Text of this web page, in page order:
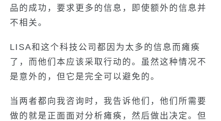
品的成功，要求更多的信息，即使额外的信息并
不相关。
LISA和这个科技公司都因为太多的信息而瘫痪
了，而他们本应该采取行动的。虽然这种情况不
是意外的，但它是完全可以避免的。
当两者都向我咨询时，我告诉他们，他们所需要
做的就是正面面对分析瘫痪，然后做出决定。但